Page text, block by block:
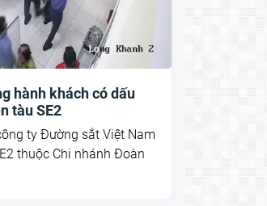
hành khách có dấu
tàu SE2
ty Đường sắt Việt Nam
thuộc Chi nhánh Đoàn